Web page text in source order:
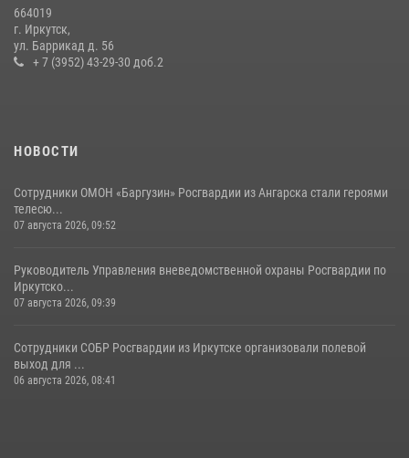
Сотрудники СОБР «Байкал» Росгвардии отработали ликвидацию
условных диверсионных групп в различных условиях местности
664019
г. Иркутск,
ул. Баррикад д. 56
+ 7 (3952) 43-29-30 доб.2
НОВОСТИ
Сотрудники ОМОН «Баргузин» Росгвардии из Ангарска стали героями
телесю...
07 августа 2026, 09:52
Руководитель Управления вневедомственной охраны Росгвардии по
Иркутско...
07 августа 2026, 09:39
Сотрудники СОБР Росгвардии из Иркутске организовали полевой
выход для ...
06 августа 2026, 08:41